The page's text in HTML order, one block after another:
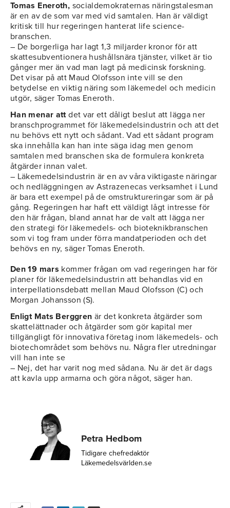
Tomas Eneroth, socialdemokraternas näringstalesman
är en av de som var med vid samtalen. Han är väldigt
kritisk till hur regeringen hanterat life science-
branschen.
– De borgerliga har lagt 1,3 miljarder kronor för att
skattesubventionera hushållsnära tjänster, vilket är tio
gånger mer än vad man lagt på medicinsk forskning.
Det visar på att Maud Olofsson inte vill se den
betydelse en viktig näring som läkemedel och medicin
utgör, säger Tomas Eneroth.
Han menar attdet var ett dåligt beslut att lägga ner
branschprogrammet för läkemedelsindustrin och att det
nu behövs ett nytt och sådant. Vad ett sådant program
ska innehålla kan han inte säga idag men genom
samtalen med branschen ska de formulera konkreta
åtgärder innan valet.
– Läkemedelsindustrin är en av våra viktigaste näringar
och nedläggningen av Astrazenecas verksamhet i Lund
är bara ett exempel på de omstruktureringar som är på
gång. Regeringen har haft ett väldigt lågt intresse för
den här frågan, bland annat har de valt att lägga ner
den strategi för läkemedels- och bioteknikbranschen
som vi tog fram under förra mandatperioden och det
behövs en ny, säger Tomas Eneroth.
Den 19 mars kommer frågan om vad regeringen har för
planer för läkemedelsindustrin att behandlas vid en
interpellationsdebatt mellan Maud Olofsson (C) och
Morgan Johansson (S).
Enligt Mats Berggren är det konkreta åtgärder som
skattelättnader och åtgärder som gör kapital mer
tillgängligt för innovativa företag inom läkemedels- och
biotechområdet som behövs nu. Några fler utredningar
vill han inte se
– Nej, det har varit nog med sådana. Nu är det är dags
att kavla upp armarna och göra något, säger han.
Petra Hedbom
Tidigare chefredaktör
Läkemedelsvärlden.se